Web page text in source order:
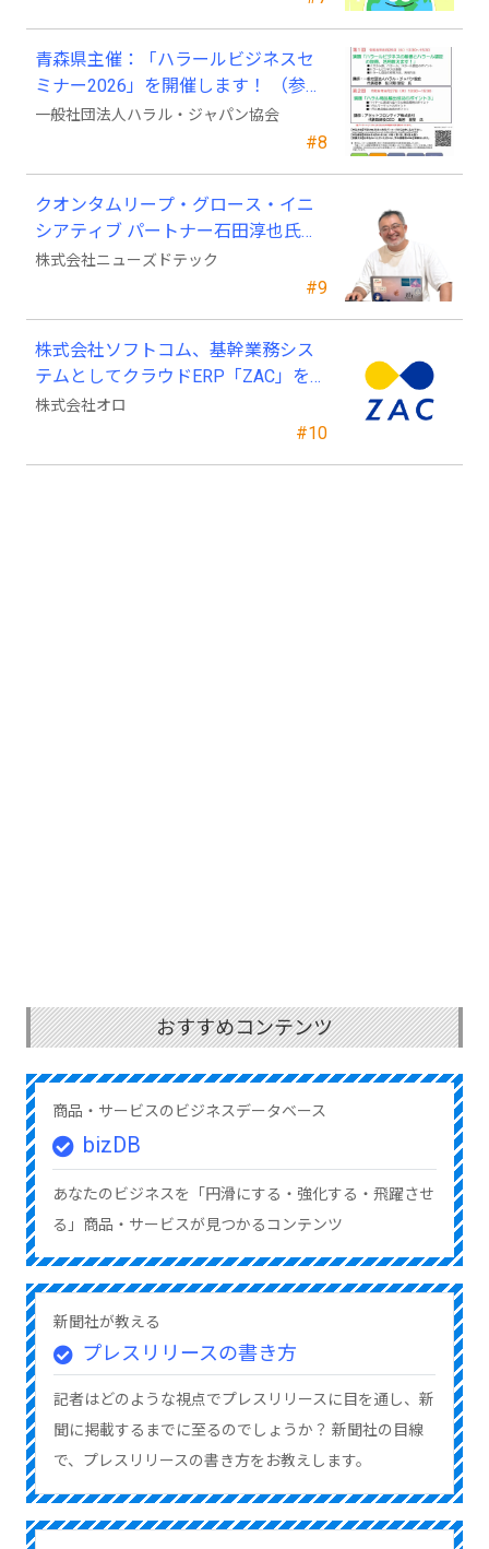
#8
青森県主催：「ハラールビジネスセ
ミナー2026」を開催します！ （参加
費無料）
一般社団法人ハラル・ジャパン協会
#9
クオンタムリープ・グロース・イニ
シアティブ パートナー石田淳也氏が
ニューズドテックの戦略顧問に就任
株式会社ニューズドテック
#10
株式会社ソフトコム、基幹業務シス
テムとしてクラウドERP「ZAC」を採
用
株式会社オロ
おすすめコンテンツ
商品・サービスのビジネスデータベース
bizDB
あなたのビジネスを「円滑にする・強化する・飛躍させ
る」商品・サービスが見つかるコンテンツ
新聞社が教える
プレスリリースの書き方
記者はどのような視点でプレスリリースに目を通し、新
聞に掲載するまでに至るのでしょうか？ 新聞社の目線
で、プレスリリースの書き方をお教えします。